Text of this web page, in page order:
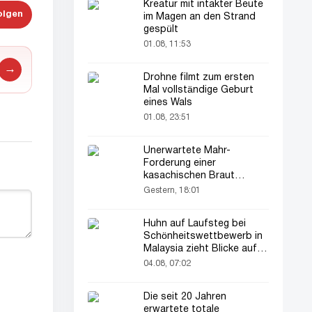
→
Kreatur mit intakter Beute
im Magen an den Strand
gespült
01.08, 11:53
Drohne filmt zum ersten
Mal vollständige Geburt
eines Wals
01.08, 23:51
Unerwartete Mahr-
Forderung einer
kasachischen Braut
verblüfft alle
Gestern, 18:01
Huhn auf Laufsteg bei
Schönheitswettbewerb in
Malaysia zieht Blicke auf
sich
04.08, 07:02
Die seit 20 Jahren
erwartete totale